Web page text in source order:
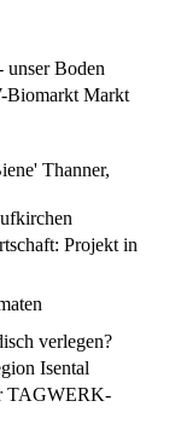
unser Boden
Biomarkt Markt
Thanner,
Projekt in
verlegen?
Isental
TAGWERK-